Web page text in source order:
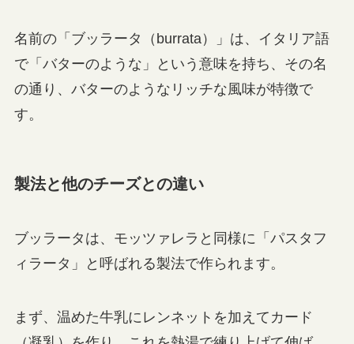
名前の「ブッラータ（burrata）」は、イタリア語
で「バターのような」という意味を持ち、その名
の通り、バターのようなリッチな風味が特徴で
す。
製法と他のチーズとの違い
ブッラータは、モッツァレラと同様に「パスタフ
ィラータ」と呼ばれる製法で作られます。
まず、温めた牛乳にレンネットを加えてカード